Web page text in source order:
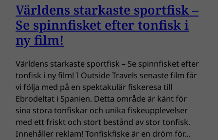
Världens starkaste sportfisk –
Se spinnfisket efter tonfisk i
ny film!
Världens starkaste sportfisk – Se spinnfisket efter
tonfisk i ny film! I Outside Travels senaste film får
vi följa med på en spektakulär fiskeresa till
Ebrodeltat i Spanien. Detta område är känt för
sina stora tonfiskar och unika fiskeupplevelser
med ett friskt och stort bestånd av stor tonfisk.
Innehåller reklam! Tonfiskfiske är en dröm för…